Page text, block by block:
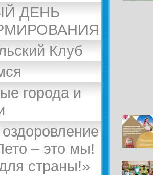
ДЕНЬ
Клуб
города и
– это мы!
страны!»